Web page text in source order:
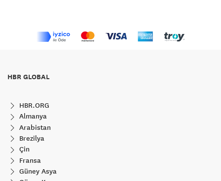
HBR GLOBAL
HBR.ORG
Almanya
Arabistan
Brezilya
Çin
Fransa
Güney Asya